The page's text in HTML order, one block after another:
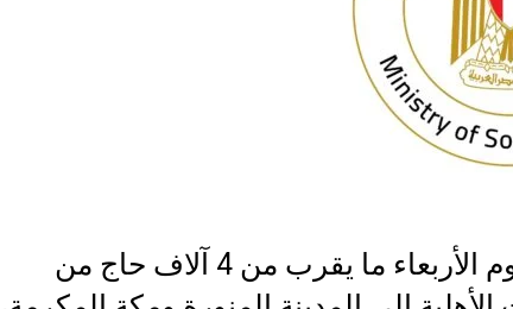
ووصل حتي اليوم الأربعاء ما يقرب من 4 آلاف حاج من